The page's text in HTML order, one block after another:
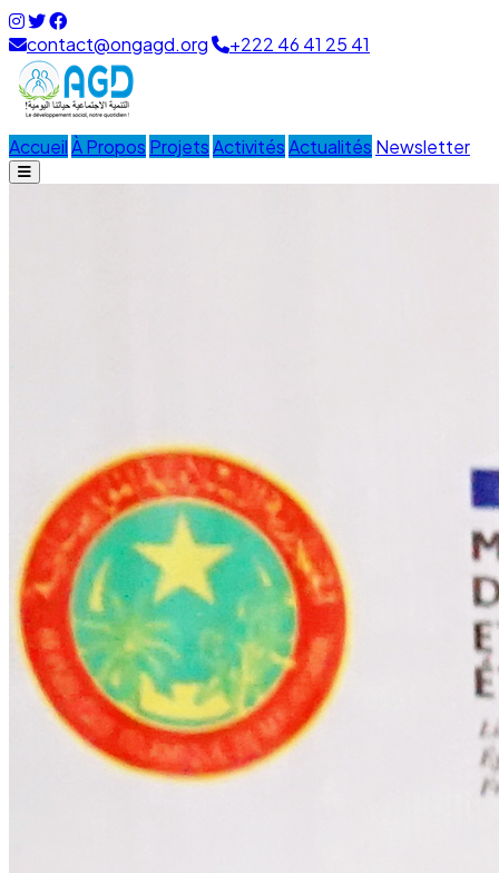
contact@ongagd.org +222 46 41 25 41
AccueilÀ Propos ProjetsActivitésActualités Newsletter